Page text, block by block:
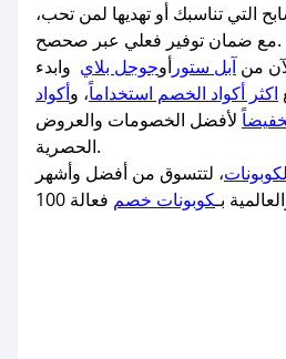
التي تناسبك أو تهديها لمن تحب،
مع ضمان توفير فعلي عبر صحصح.
من آبل ستور أوجوجل بلاي وابدء
اكثر أكواد الخصم استخداماً، وأكواد
لأفضل الخصومات والعروض
الحصرية.
، لتتسوق من أفضل وأشهر
بـكوبونات خصم